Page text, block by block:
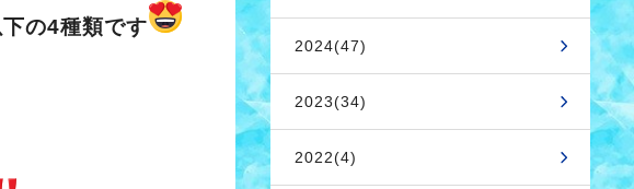
の4種類です
2024(47)
2023(34)
2022(4)